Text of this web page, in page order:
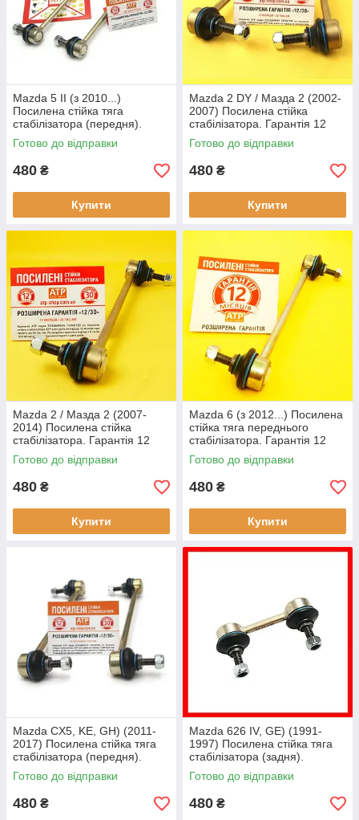
Mazda 5 II (з 2010...)
Посилена стійка тяга
стабілізатора (передня).
Гарантія 12 місяців!
Готово до відправки
480 ₴
Купити
Mazda 2 DY / Мазда 2 (2002-
2007) Посилена стійка
стабілізатора. Гарантія 12
місяців! DD3234170, 1146150
Готово до відправки
480 ₴
Купити
Mazda 2 / Мазда 2 (2007-
2014) Посилена стійка
стабілізатора. Гарантія 12
міс! D65134170, 4883032040
Готово до відправки
480 ₴
Купити
Mazda 6 (з 2012...) Посилена
стійка тяга переднього
стабілізатора. Гарантія 12
міс! KD3534170, 1580517,
68073033AB, 9S515K484A
Готово до відправки
480 ₴
Купити
Mazda CX5, KE, GH) (2011-
2017) Посилена стійка тяга
стабілізатора (передня).
Гарантія 12 місяців!
Готово до відправки
480 ₴
Mazda 626 IV, GE) (1991-
1997) Посилена стійка тяга
стабілізатора (задня).
Гарантія 12 місяців!
Готово до відправки
480 ₴